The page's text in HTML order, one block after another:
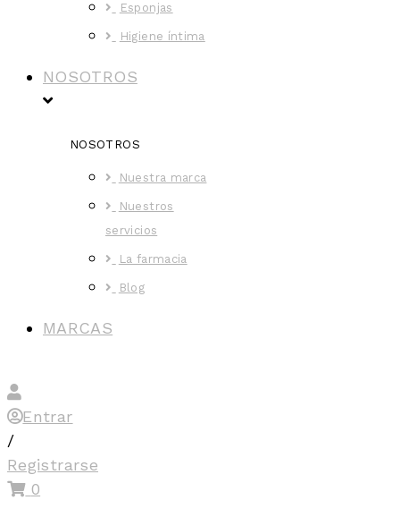
Esponjas
Higiene íntima
NOSOTROS
NOSOTROS
Nuestra marca
Nuestros
servicios
La farmacia
Blog
MARCAS
Entrar
/
Registrarse
0